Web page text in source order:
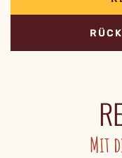
Mit